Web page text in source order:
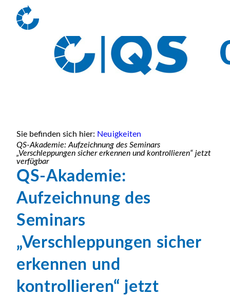
Sie befinden sich hier: Neuigkeiten
QS-Akademie: Aufzeichnung des Seminars
„Verschleppungen sicher erkennen und kontrollieren“ jetzt
verfügbar
QS-Akademie:
Aufzeichnung des
Seminars
„Verschleppungen sicher
erkennen und
kontrollieren“ jetzt